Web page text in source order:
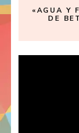
«AGUA Y
DE